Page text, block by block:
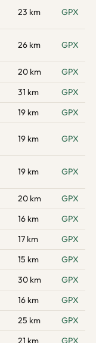
23 km GPX
26 km GPX
20 km
GPX
31 km
GPX
19 km
GPX
19 km GPX
19 km GPX
20 km
GPX
16 km
GPX
17 km
GPX
15 km
GPX
30 km
GPX
16 km
GPX
25 km
GPX
21 km GPX